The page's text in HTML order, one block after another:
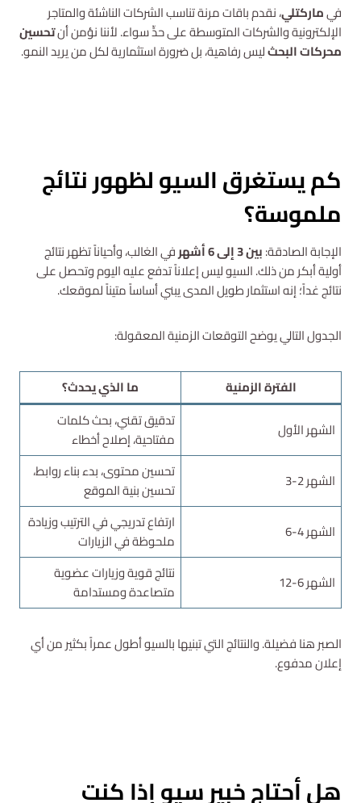
فيماركتلي، نقدم باقات مرنة تناسب الشركات الناشئة والمتاجر
الإلكترونية والشركات المتوسطة على حدٍّ سواء. لأننا نؤمن أنتحسين
محركات البحثليس رفاهية، بل ضرورة استثمارية لكل من يريد النمو.
كم يستغرق السيو لظهور نتائج
ملموسة؟
الإجابة الصادقة:بين 3 إلى 6 أشهر
في الغالب، وأحياناً تظهر نتائج
أولية أبكر من ذلك. السيو ليس إعلاناً تدفع عليه اليوم وتحصل على
نتائج غداً؛ إنه استثمار طويل المدى يبني أساساً متيناً لموقعك.
الجدول التالي يوضح التوقعات الزمنية المعقولة:
الفترة الزمنية
ما الذي يحدث؟
الشهر الأول
تدقيق تقني، بحث كلمات
مفتاحية، إصلاح أخطاء
الشهر 2-3
تحسين محتوى، بدء بناء روابط،
تحسين بنية الموقع
الشهر 4-6
ارتفاع تدريجي في الترتيب وزيادة
ملحوظة في الزيارات
الشهر 6-12
نتائج قوية وزيارات عضوية
متصاعدة ومستدامة
الصبر هنا فضيلة. والنتائج التي تبنيها بالسيو أطول عمراً بكثير من أي
إعلان مدفوع.
هل أحتاج خبير سيو إذا كنت